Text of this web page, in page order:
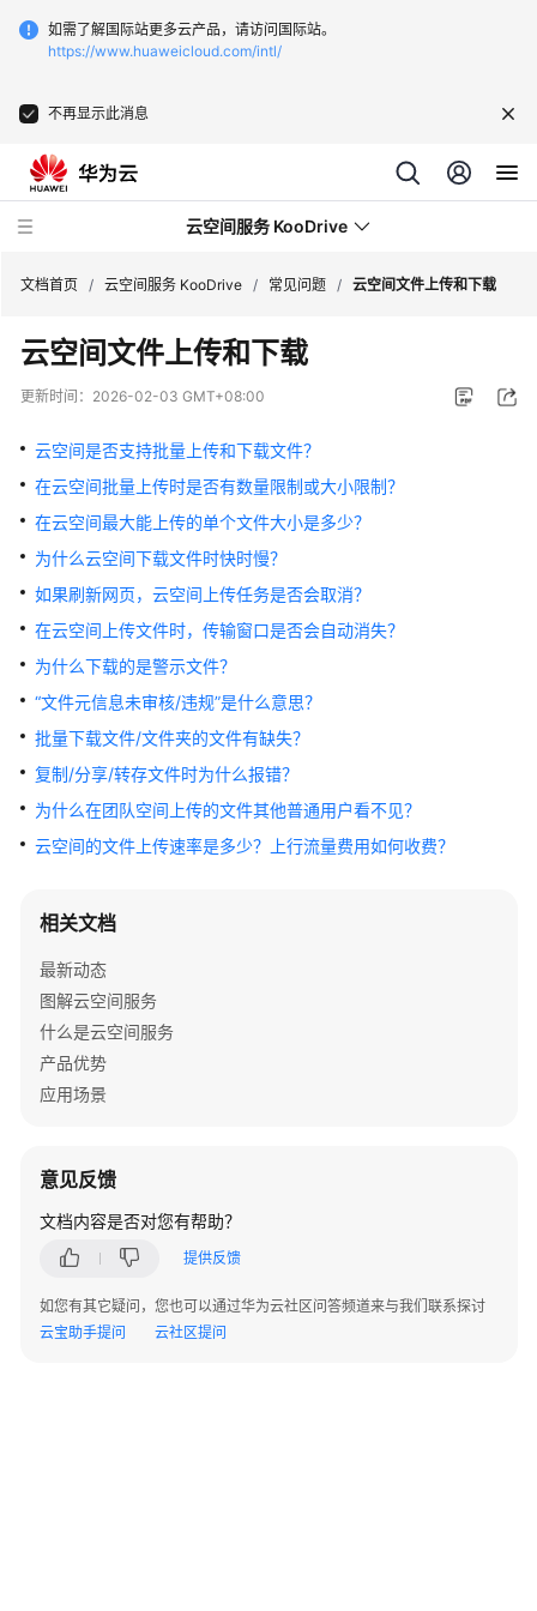
如需了解国际站更多云产品，请访问国际站。
https://www.huaweicloud.com/intl/
不再显示此消息
云空间服务 KooDrive
最
新
态
产
品
介
绍
计
费
说
明
快
速
入
门
户
南
API
参
考
见
问
题
空
间
文档首页 / 云空间服务 KooDrive / 常见问题 / 云空间文件上传和下载
云空间文件上传和下载
更新时间： 2026-02-03 GMT+08:00
云空间是否支持批量上传和下载文件？
在云空间批量上传时是否有数量限制或大小限制？
在云空间最大能上传的单个文件大小是多少？
为什么云空间下载文件时快时慢？
如果刷新网页，云空间上传任务是否会取消？
在云空间上传文件时，传输窗口是否会自动消失？
为什么下载的是警示文件？
“文件元信息未审核/违规”是什么意思？
批量下载文件/文件夹的文件有缺失？
复制/分享/转存文件时为什么报错？
为什么在团队空间上传的文件其他普通用户看不见？
云空间的文件上传速率是多少？上行流量费用如何收费？
相关文档
最新动态
图解云空间服务
什么是云空间服务
产品优势
应用场景
意见反馈
文档内容是否对您有帮助？
提供反馈
如您有其它疑问，您也可以通过华为云社区问答频道来与我们联系探讨
云宝助手提问
云社区提问